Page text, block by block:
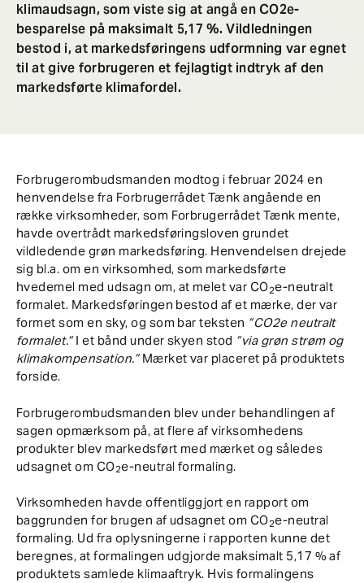
klimaudsagn, som viste sig at angå en CO2e-
besparelse på maksimalt 5,17 %. Vildledningen
bestod i, at markedsføringens udformning var egnet
til at give forbrugeren et fejlagtigt indtryk af den
markedsførte klimafordel.
Forbrugerombudsmanden modtog i februar 2024 en
henvendelse fra Forbrugerrådet Tænk angående en
række virksomheder, som Forbrugerrådet Tænk mente,
havde overtrådt markedsføringsloven grundet
vildledende grøn markedsføring. Henvendelsen drejede
sig bl.a. om en virksomhed, som markedsførte
hvedemel med udsagn om, at melet var CO2e-neutralt
formalet. Markedsføringen bestod af et mærke, der var
formet som en sky, og som bar teksten ”CO2e neutralt
formalet.”I et bånd under skyen stod ”via grøn strøm og
klimakompensation.”Mærket var placeret på produktets
forside.
Forbrugerombudsmanden blev under behandlingen af
sagen opmærksom på, at flere af virksomhedens
produkter blev markedsført med mærket og således
udsagnet om CO2e-neutral formaling.
Virksomheden havde offentliggjort en rapport om
baggrunden for brugen af udsagnet om CO2e-neutral
formaling. Ud fra oplysningerne i rapporten kunne det
beregnes, at formalingen udgjorde maksimalt 5,17 % af
produktets samlede klimaaftryk. Hvis formalingens